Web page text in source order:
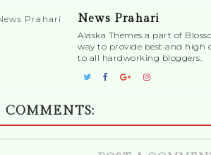
News Prahari
Alaska Themes a part of
way to provide best and high
to all hardworking bloggers.
COMMENTS: